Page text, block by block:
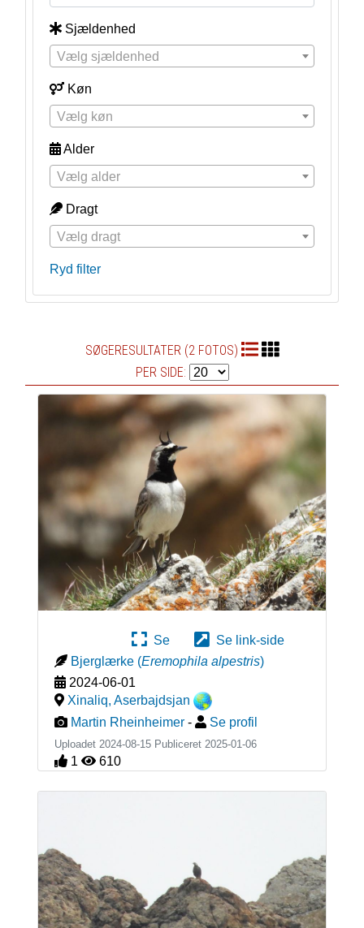
Sjældenhed
Vælg sjældenhed
Køn
Vælg køn
Alder
Vælg alder
Dragt
Vælg dragt
Ryd filter
SØGERESULTATER (2 FOTOS)
PER SIDE:
Se
Se link-side
Bjerglærke (Eremophila alpestris)
2024-06-01
Xinaliq, Aserbajdsjan
Martin Rheinheimer - Se profil
Uploadet 2024-08-15 Publiceret 2025-01-06
1 610